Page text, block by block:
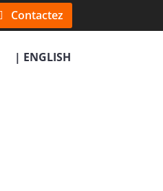
Contactez
| ENGLISH